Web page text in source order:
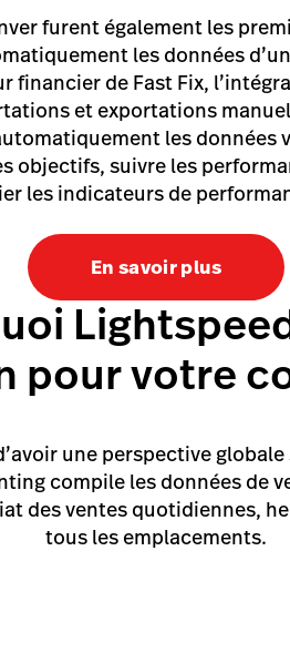
furent également les
les données
de Fast Fix,
et exportations
les données
objectifs, suivre les
les indicateurs de
En savoir plus
pour votre
une perspective
compile les données de
des ventes quotidiennes,
tous les emplacements.